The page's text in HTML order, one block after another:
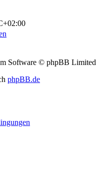
Software © phpBB Limited
phpBB.de